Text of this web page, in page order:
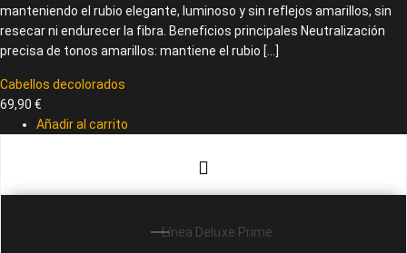
manteniendo el rubio elegante, luminoso y sin reflejos amarillos, sin
resecar ni endurecer la fibra. Beneficios principales Neutralización
precisa de tonos amarillos: mantiene el rubio […]
Cabellos decolorados
69,90€
Añadir al carrito
Línea Deluxe Prime